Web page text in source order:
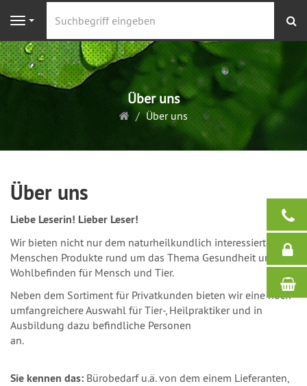
Navigation
Über uns
Startseite
Über uns
Über uns
Liebe Leserin! Lieber Leser!
Wir bieten nicht nur dem naturheilkundlich interessierten
Menschen Produkte rund um das Thema Gesundheit und
Wohlbefinden für Mensch und Tier.
Neben dem Sortiment für Privatkunden bieten wir eine noch
umfangreichere Auswahl für Tier-, Heilpraktiker und in
Ausbildung dazu befindliche Personen
an.
Sie kennen das: Bürobedarf u.ä. von dem einem Lieferanten,